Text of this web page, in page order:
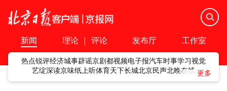
新闻 理论 | 评论 发布厅 工作室
热点锐评经济城事辟谣京剧都视频电子报汽车时事学习视觉
艺绽深读京味纸上听体育天下长城北京民声北晚在线